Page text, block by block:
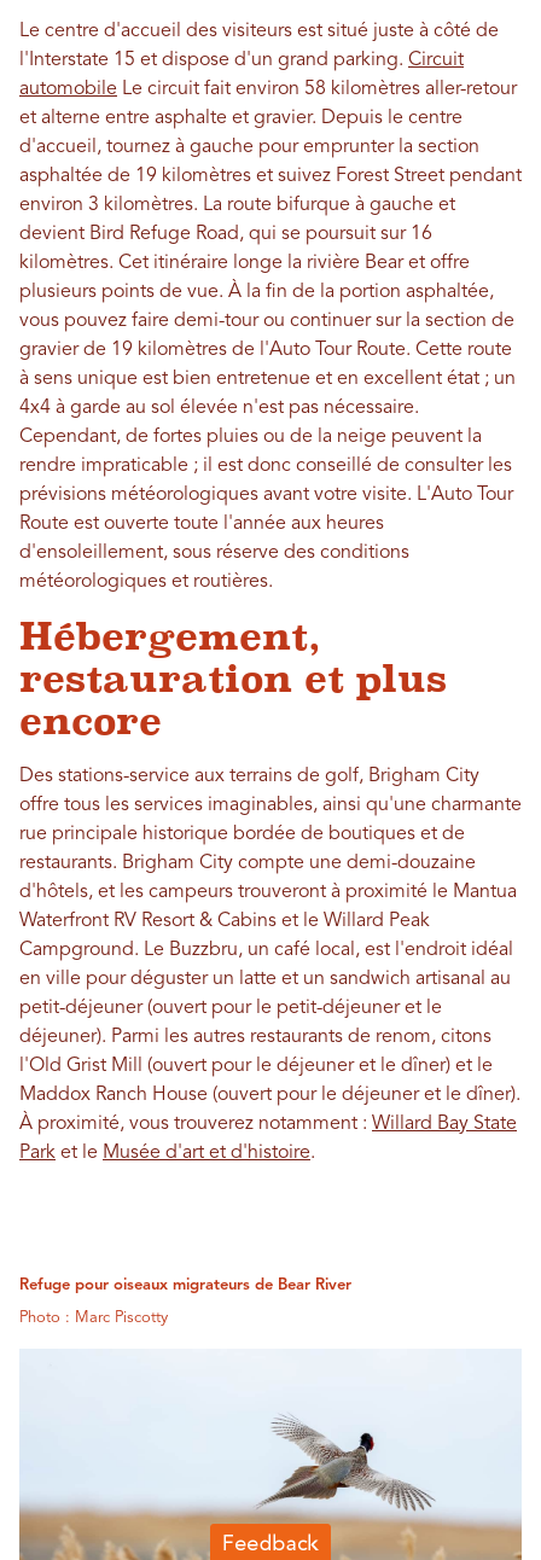
Le centre d'accueil des visiteurs est situé juste à côté de
l'Interstate 15 et dispose d'un grand parking. Circuit
automobile Le circuit fait environ 58 kilomètres aller-retour
et alterne entre asphalte et gravier. Depuis le centre
d'accueil, tournez à gauche pour emprunter la section
asphaltée de 19 kilomètres et suivez Forest Street pendant
environ 3 kilomètres. La route bifurque à gauche et
devient Bird Refuge Road, qui se poursuit sur 16
kilomètres. Cet itinéraire longe la rivière Bear et offre
plusieurs points de vue. À la fin de la portion asphaltée,
vous pouvez faire demi-tour ou continuer sur la section de
gravier de 19 kilomètres de l'Auto Tour Route. Cette route
à sens unique est bien entretenue et en excellent état ; un
4x4 à garde au sol élevée n'est pas nécessaire.
Cependant, de fortes pluies ou de la neige peuvent la
rendre impraticable ; il est donc conseillé de consulter les
prévisions météorologiques avant votre visite. L'Auto Tour
Route est ouverte toute l'année aux heures
d'ensoleillement, sous réserve des conditions
météorologiques et routières.
Hébergement,
restauration et plus
encore
Des stations-service aux terrains de golf, Brigham City
offre tous les services imaginables, ainsi qu'une charmante
rue principale historique bordée de boutiques et de
restaurants. Brigham City compte une demi-douzaine
d'hôtels, et les campeurs trouveront à proximité le Mantua
Waterfront RV Resort & Cabins et le Willard Peak
Campground. Le Buzzbru, un café local, est l'endroit idéal
en ville pour déguster un latte et un sandwich artisanal au
petit-déjeuner (ouvert pour le petit-déjeuner et le
déjeuner). Parmi les autres restaurants de renom, citons
l'Old Grist Mill (ouvert pour le déjeuner et le dîner) et le
Maddox Ranch House (ouvert pour le déjeuner et le dîner).
À proximité, vous trouverez notamment : Willard Bay State
Park et le Musée d'art et d'histoire.
Refuge pour oiseaux migrateurs de Bear River
Photo : Marc Piscotty